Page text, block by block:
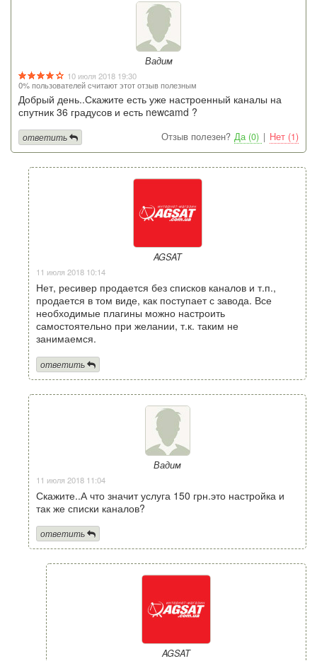
Вадим
10 июля 2018 19:30
0% пользователей считают этот отзыв полезным
Добрый день..Скажите есть уже настроенный каналы на
спутник 36 градусов и есть newcamd ?
Отзыв полезен? Да (0) | Нет (1)
ответить
AGSAT
11 июля 2018 10:14
Нет, ресивер продается без списков каналов и т.п.,
продается в том виде, как поступает с завода. Все
необходимые плагины можно настроить
самостоятельно при желании, т.к. таким не
занимаемся.
ответить
Вадим
11 июля 2018 11:04
Скажите..А что значит услуга 150 грн.это настройка и
так же списки каналов?
ответить
AGSAT